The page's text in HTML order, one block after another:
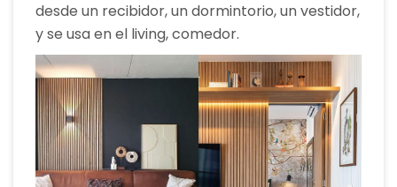
desde un recibidor, un dormintorio, un vestidor,
y se usa en el living, comedor.